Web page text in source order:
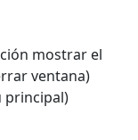
mostrar el
ventana)
principal)